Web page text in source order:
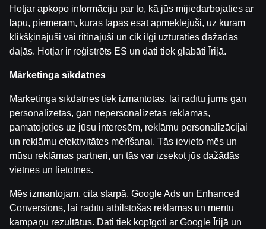
Uzmanību! Azartspēles var izraisīt atkarību!
Spēlēt atļauts tikai no 18 gadu vecuma.
Lūdzam
spēlēt atbildīgi.
Licences īpašnieks: SIA Viensviens, Dzirnavu iela 39-8,
LV-1010 Rīga.
Licences numurs: A-67, TI-04.
Inspekcija (IAUI).
Hotjar apkopo informāciju par to, kā jūs mijiedarbojaties ar
lapu, piemēram, kuras lapas esat apmeklējuši, uz kurām
klikšķinājuši vai ritinājuši un cik ilgi uzturaties dažādās
daļās. Hotjar ir reģistrēts ES un dati tiek glabāti Īrijā.
Mārketinga sīkdatnes
Mārketinga sīkdatnes tiek izmantotas, lai rādītu jums gan
personalizētas, gan nepersonalizētas reklāmas,
pamatojoties uz jūsu interesēm, reklāmu personalizācijai
un reklāmu efektivitātes mērīšanai. Tās ievieto mēs un
mūsu reklāmas partneri, un tās var izsekot jūs dažādās
vietnēs un lietotnēs.
Mēs izmantojam, cita starpā, Google Ads un Enhanced
Conversions, lai rādītu atbilstošas reklāmas un mērītu
kampaņu rezultātus. Dati tiek kopīgoti ar Google Īrijā un